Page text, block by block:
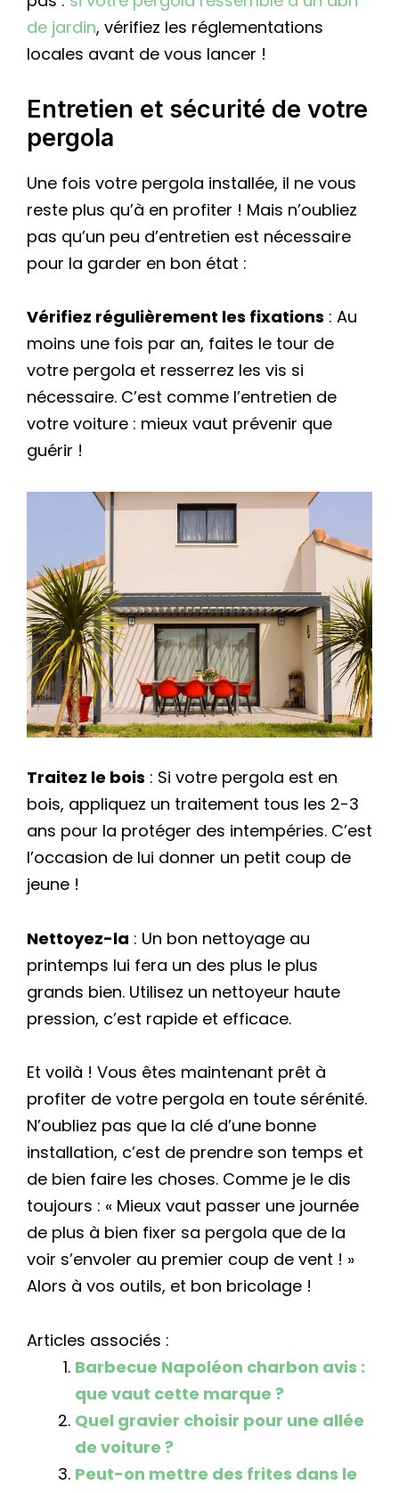
de jardin, vérifiez les réglementations
locales avant de vous lancer !
Entretien et sécurité de votre
pergola
Une fois votre pergola installée, il ne vous
reste plus qu’à en profiter ! Mais n’oubliez
pas qu’un peu d’entretien est nécessaire
pour la garder en bon état :
Vérifiez régulièrement les fixations : Au
moins une fois par an, faites le tour de
votre pergola et resserrez les vis si
nécessaire. C’est comme l’entretien de
votre voiture : mieux vaut prévenir que
guérir !
Traitez le bois : Si votre pergola est en
bois, appliquez un traitement tous les 2-3
ans pour la protéger des intempéries. C’est
l’occasion de lui donner un petit coup de
jeune !
Nettoyez-la : Un bon nettoyage au
printemps lui fera un des plus le plus
grands bien. Utilisez un nettoyeur haute
pression, c’est rapide et efficace.
Et voilà ! Vous êtes maintenant prêt à
profiter de votre pergola en toute sérénité.
N’oubliez pas que la clé d’une bonne
installation, c’est de prendre son temps et
de bien faire les choses. Comme je le dis
toujours : « Mieux vaut passer une journée
de plus à bien fixer sa pergola que de la
voir s’envoler au premier coup de vent ! »
Alors à vos outils, et bon bricolage !
Articles associés :
Barbecue Napoléon charbon avis :
que vaut cette marque ?
Quel gravier choisir pour une allée
de voiture ?
Peut-on mettre des frites dans le